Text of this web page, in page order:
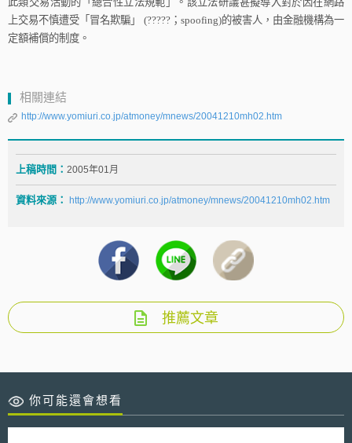
上交易不慎遭受「冒名欺騙」
(?????； spoofing)的被害人，由金融機構為一
定額補償的制度 。
相關連結
http://www.yomiuri.co.jp/atmoney/mnews/20041210mh02.htm
上稿時間： 2005年01月
資料來源： http://www.yomiuri.co.jp/atmoney/mnews/20041210mh02.htm
推薦文章
你可能還會想看